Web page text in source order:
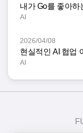
내가 Go를 좋아하
AI
2026/04/08
현실적인 AI 협업
AI